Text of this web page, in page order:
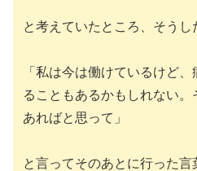
と考えていたところ、そう
「私は今は働けているけど
ることもあるかもしれない
あればと思って」
と言ってそのあとに行った言